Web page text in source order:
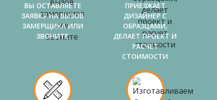
ВЫ ОСТАВЛЯЕТЕ
ЗАЯВКУ НА ВЫЗОВ
ЗАМЕРЩИКА ИЛИ
ЗВОНИТЕ
ПРИЕЗЖАЕТ
ДИЗАЙНЕР С
ОБРАЗЦАМИ,
ДЕЛАЕТ ПРОЕКТ И
РАСЧЕТ
СТОИМОСТИ